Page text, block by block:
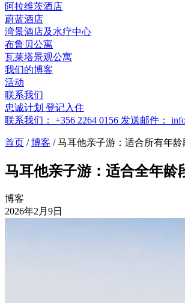
阿拉维茨酒店
蔚蓝酒店
湾景酒店及水疗中心
布鲁贝公寓
瓦莱塔景观公寓
我们的博客
活动
联系我们
忠诚计划 登记入住
联系我们： +356 2264 0156 发送邮件：
首页 /博客 /马耳他亲子游：适合所有年
马耳他亲子游：适合全年龄
博客
2026年2月9日